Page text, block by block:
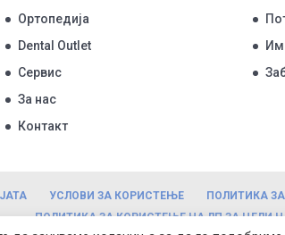
Ортопедија
Dental Outlet
Сервис
За нас
Контакт
УСЛОВИ ЗА КОРИСТЕЊЕ ПОЛИТИКА
ПОЛИТИКА ЗА КОРИСТЕЊЕ НА ЛП ЗА ЦЕЛИ